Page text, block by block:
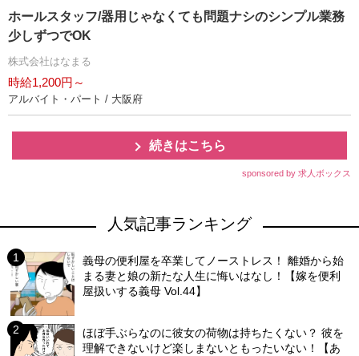
ホールスタッフ/器用じゃなくても問題ナシのシンプル業務
少しずつでOK
株式会社はなまる
時給1,200円～
アルバイト・パート / 大阪府
続きはこちら
sponsored by 求人ボックス
人気記事ランキング
義母の便利屋を卒業してノーストレス！ 離婚から始
まる妻と娘の新たな人生に悔いはなし！【嫁を便利
屋扱いする義母 Vol.44】
ほぼ手ぶらなのに彼女の荷物は持ちたくない？ 彼を
理解できないけど楽しまないともったいない！【あ